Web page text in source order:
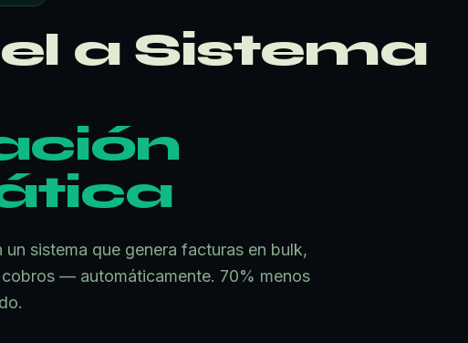
a Sistema
sistema que genera facturas en bulk,
— automáticamente. 70% menos